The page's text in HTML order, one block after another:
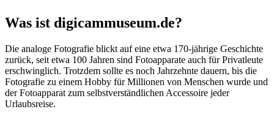
Was ist digicammuseum.de?
Die analoge Fotografie blickt auf eine etwa 170-jährige Geschichte
zurück, seit etwa 100 Jahren sind Fotoapparate auch für Privatleute
erschwinglich. Trotzdem sollte es noch Jahrzehnte dauern, bis die
Fotografie zu einem Hobby für Millionen von Menschen wurde und
der Fotoapparat zum selbstverständlichen Accessoire jeder
Urlaubsreise.